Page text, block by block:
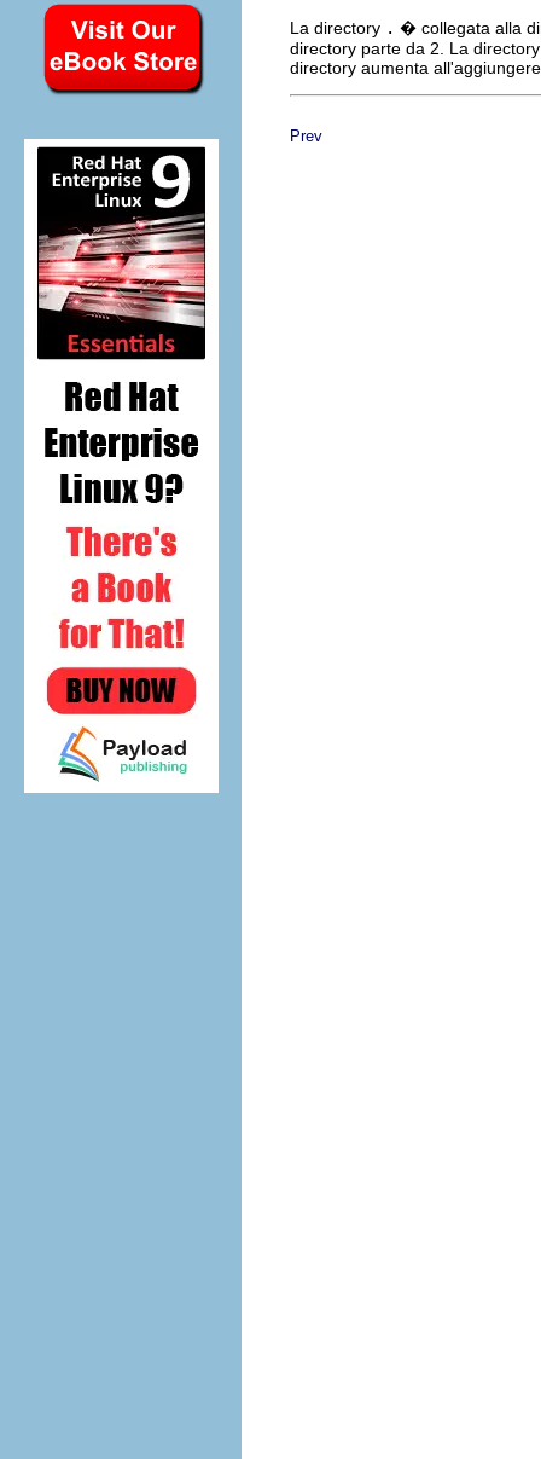
La directory . � collegata alla
directory parte da 2. La
directory aumenta
Prev